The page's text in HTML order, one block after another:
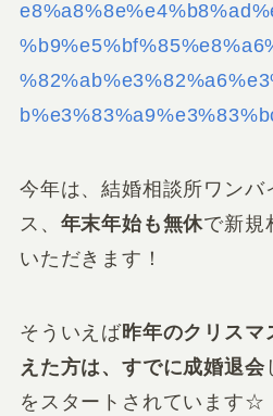
今年は、結婚相談所ワンバ
ス、 年末年始も無休で新規
いただきます！
そういえば昨年のクリスマ
えた方は、すでに成婚退会
をスタートされています☆